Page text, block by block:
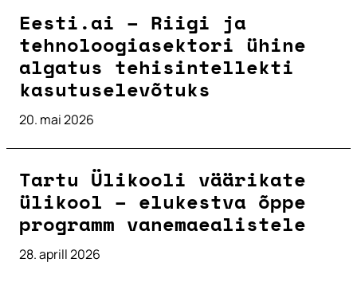
Eesti.ai – Riigi ja
tehnoloogiasektori ühine
algatus tehisintellekti
kasutuselevõtuks
20. mai 2026
Tartu Ülikooli väärikate
ülikool – elukestva õppe
programm vanemaealistele
28. aprill 2026